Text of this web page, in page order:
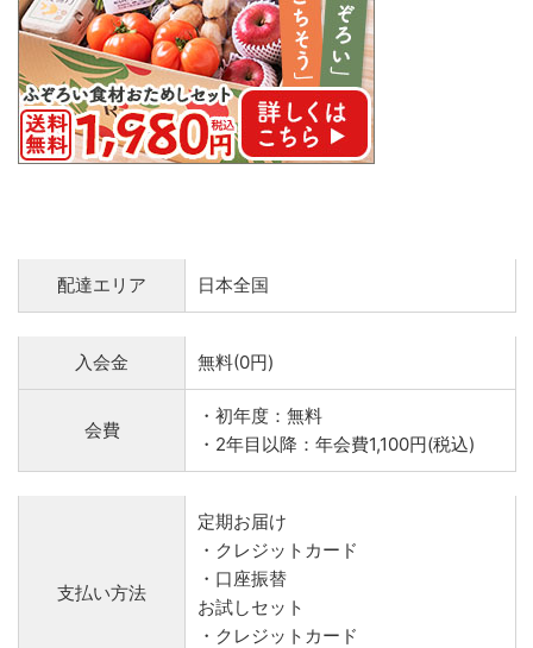
配達エリア 日本全国
入会金 無料(0円)
会費
・初年度：無料
・2年目以降：年会費1,100円(税込)
支払い方法
定期お届け
・クレジットカード
・口座振替
お試しセット
・クレジットカード